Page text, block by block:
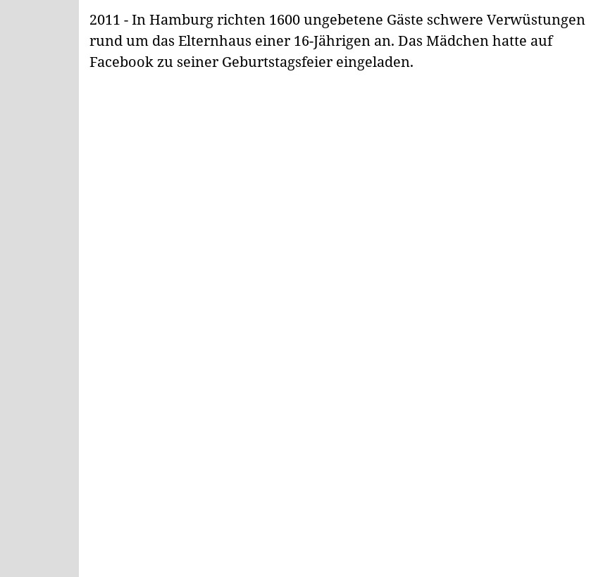
2011 - In Hamburg richten 1600 ungebetene Gäste schwere Verwüstungen
rund um das Elternhaus einer 16-Jährigen an. Das Mädchen hatte auf
Facebook zu seiner Geburtstagsfeier eingeladen.